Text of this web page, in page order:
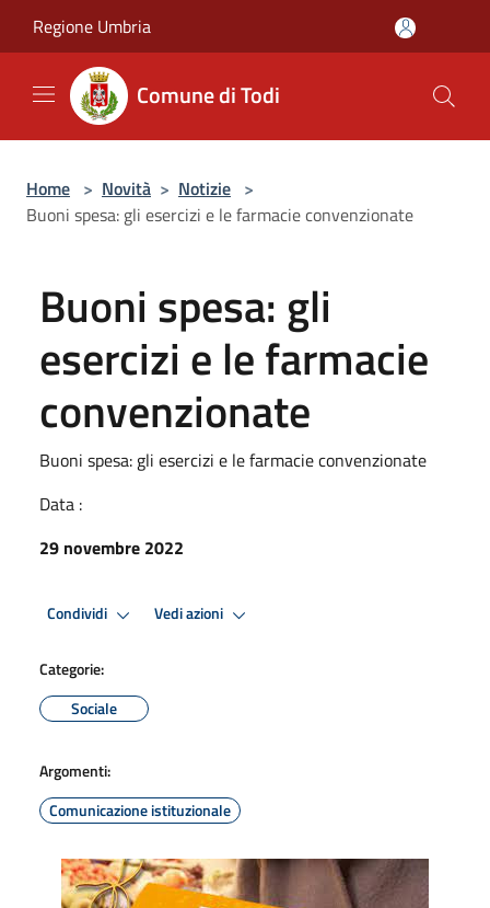
Regione Umbria
Comune di Todi
Home > Novità > Notizie >
Buoni spesa: gli esercizi e le farmacie convenzionate
Buoni spesa: gli
esercizi e le farmacie
convenzionate
Buoni spesa: gli esercizi e le farmacie convenzionate
Data :
29 novembre 2022
Condividi Vedi azioni
Categorie:
Sociale
Argomenti:
Comunicazione istituzionale